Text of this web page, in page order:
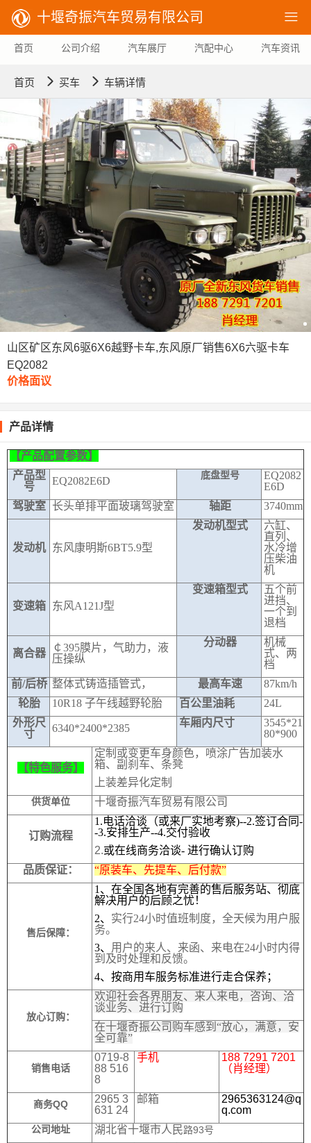
十堰奇振汽车贸易有限公司 
首页 公司介绍 汽车展厅 汽配中心 汽车资讯
首页  买车  车辆详情
山区矿区东风6驱6X6越野卡车,东风原厂销售6X6六驱卡车
EQ2082
价格面议
产品详情
【产品配置参数】
产品型
号
EQ2082E6D 底盘型号
EQ2082
E6D
驾驶室 长头单排平面玻璃驾驶室 轴距 3740mm
发动机 东风康明斯6BT5.9型
发动机型式
六缸、
直列、
水冷增
压柴油
机
变速箱 东风A121J型
变速箱型式
五个前
进挡、
一个到
退档
离合器
￠395膜片，气助力，液
压操纵
分动器
机械
式、两
档
前/后桥 整体式铸造插管式， 最高车速
87km/h
轮胎
10R18 子午线越野轮胎 百公里油耗
24L
外形尺
寸
6340*2400*2385 车厢内尺寸
3545*21
80*900
【特色服务】
定制或变更车身颜色，喷涂广告加装水
箱、副刹车、条凳
上装差异化定制
供货单位 十堰奇振汽车贸易有限公司
订购流程
1.电话洽谈（或来厂实地考察)--2.签订合同-
-3.安排生产--4.交付验收
2.或在线商务洽谈- 进行确认订购
品质保证：
“原装车、先提车、后付款”
售后保障：
1、 在全国各地有完善的售后服务站、彻底
解决用户的后顾之忧！
2、 实行24小时值班制度，全天候为用户服
务。
3、 用户的来人、来函、来电在24小时内得
到及时处理和反馈。
4、按商用车服务标准进行走合保养；
放心订购：
欢迎社会各界朋友、来人来电，咨询、洽
谈业务、进行订购
在十堰奇振公司购车感到“放心，满意，安
全可靠”
销售电话
0719-8
88 516
8
手机
188 7291 7201
（肖经理）
商务QQ
2965 3
631 24
邮箱
2965363124@q
q.com
公司地址 湖北省十堰市人民路93号